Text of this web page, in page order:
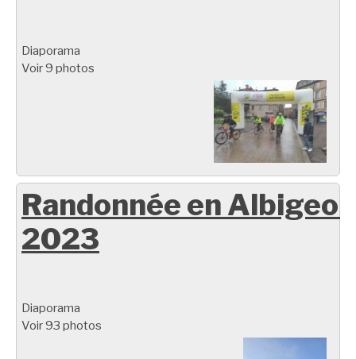
Diaporama
Voir 9 photos
Randonnée en
2023
Diaporama
Voir 93 photos